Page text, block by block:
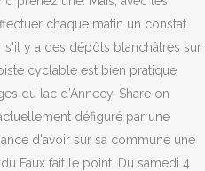
chaque matin un constat
y a des dépôts blanchâtres sur
cyclable est bien pratique
du lac d’Annecy. Share on
défiguré par une
d'avoir sur sa commune une
Faux fait le point. Du samedi 4